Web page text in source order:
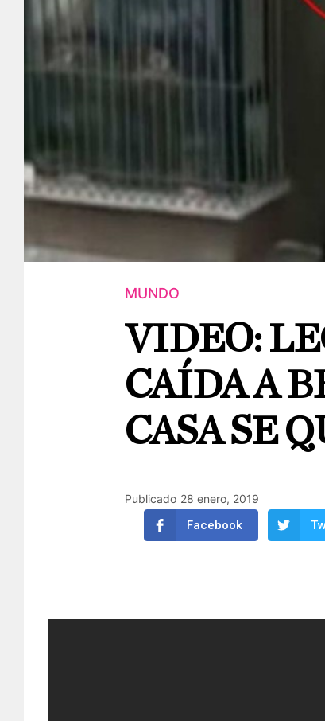
MUNDO
VIDEO:
CAÍDA A
CASA SE
Publicado 28 enero, 2019
Facebook
Hace unos
verdadero héroe cuando
Mientras realizaba sus